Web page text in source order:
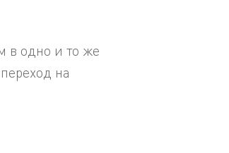
в одно и то же
на